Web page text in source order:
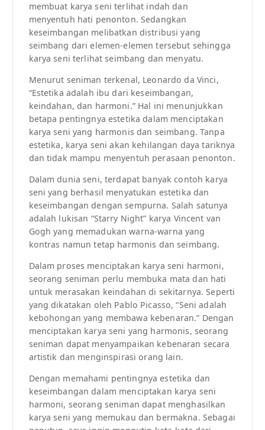
membuat karya seni terlihat indah dan
menyentuh hati penonton. Sedangkan
keseimbangan melibatkan distribusi yang
seimbang dari elemen-elemen tersebut sehingga
karya seni terlihat seimbang dan menyatu.
Menurut seniman terkenal, Leonardo da Vinci,
“Estetika adalah ibu dari keseimbangan,
keindahan, dan harmoni.” Hal ini menunjukkan
betapa pentingnya estetika dalam menciptakan
karya seni yang harmonis dan seimbang. Tanpa
estetika, karya seni akan kehilangan daya tariknya
dan tidak mampu menyentuh perasaan penonton.
Dalam dunia seni, terdapat banyak contoh karya
seni yang berhasil menyatukan estetika dan
keseimbangan dengan sempurna. Salah satunya
adalah lukisan “Starry Night” karya Vincent van
Gogh yang memadukan warna-warna yang
kontras namun tetap harmonis dan seimbang.
Dalam proses menciptakan karya seni harmoni,
seorang seniman perlu membuka mata dan hati
untuk merasakan keindahan di sekitarnya. Seperti
yang dikatakan oleh Pablo Picasso, “Seni adalah
kebohongan yang membawa kebenaran.” Dengan
menciptakan karya seni yang harmonis, seorang
seniman dapat menyampaikan kebenaran secara
artistik dan menginspirasi orang lain.
Dengan memahami pentingnya estetika dan
keseimbangan dalam menciptakan karya seni
harmoni, seorang seniman dapat menghasilkan
karya seni yang memukau dan bermakna. Sebagai